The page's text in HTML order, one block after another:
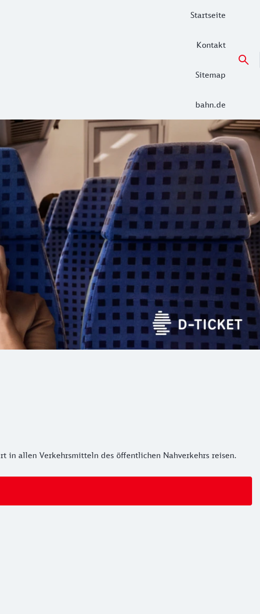
Startseite
Kontakt
Sitemap
bahn.de
in allen Verkehrsmitteln des öffentlichen Nahverkehrs reisen.